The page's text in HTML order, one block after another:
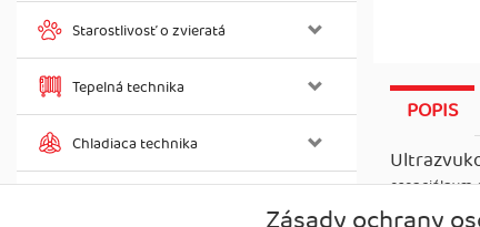
Starostlivosť o zvieratá
Tepelná technika
Chladiaca technika
POPIS
každý.